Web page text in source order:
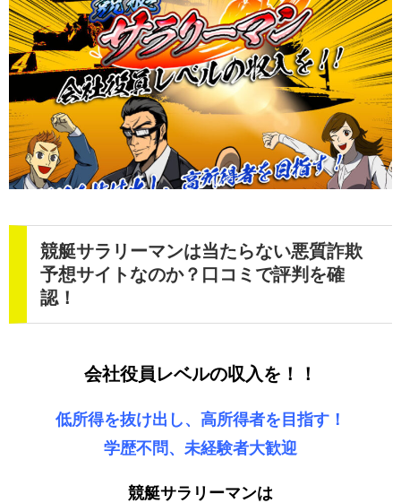
競艇サラリーマンは当たらない悪質詐欺
予想サイトなのか？口コミで評判を確
認！
会社役員レベルの収入を！！
低所得を抜け出し、高所得者を目指す！
学歴不問、未経験者大歓迎
競艇サラリーマンは